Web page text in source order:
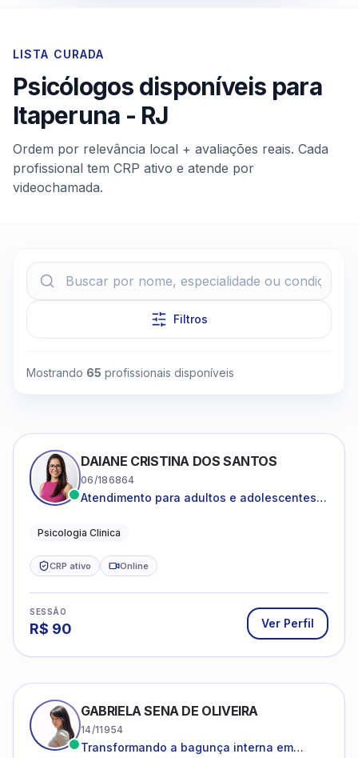
LISTA CURADA
Psicólogos disponíveis para
Itaperuna - RJ
Ordem por relevância local + avaliações reais. Cada
profissional tem CRP ativo e atende por
videochamada.
Filtros
Mostrando 65 profissionais disponíveis
DAIANE CRISTINA DOS SANTOS
06/186864
Atendimento para adultos e adolescentes a
Psicologia Clinica
CRP ativo Online
SESSÃO
R$ 90 Ver Perfil
GABRIELA SENA DE OLIVEIRA
14/11954
Transformando a bagunça interna em